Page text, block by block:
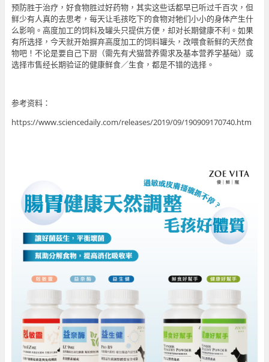
预防胜于治疗，好食物胜过好药物，其实这些话都早已听过千百次，但
鲜少有人真的去思考，每天让毛孩吃下的食物对牠们小小的身体产生什
么影响。高度加工的饲料及罐头只提供方便，却对长期健康不利。如果
有所选择，今天就开始摒弃高度加工的饲料罐头，改喂食新鲜的天然食
物吧！不论是要自己下厨（需先有犬猫营养需求及基本营养学基础）或
选择市售经长期验证的健康鲜食／生食，都是不错的选择。
参考资料：
https://www.sciencedaily.com/releases/2019/09/190909170740.htm